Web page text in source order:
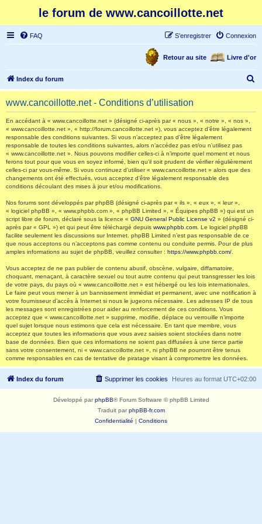
le forum de www.cancoillotte.net
FAQ Connexion
S’enregistrer
Livre d'or
Retour au site
Index du forum
e
www.cancoillotte.net - Conditions d’utilisation
En accédant à « www.cancoillotte.net » (désigné ci-après par « nous », « notre », « nos »,
« www.cancoillotte.net », « http://forum.cancoillotte.net »), vous acceptez d’être légalement
responsable des conditions suivantes. Si vous n’acceptez pas d’être légalement
responsable de toutes les conditions suivantes, alors n’accédez pas et/ou n’utilisez pas
« www.cancoillotte.net ». Nous pouvons modifier celles-ci à n’importe quel moment et nous
ferons tout pour que vous en soyez informé, bien qu’il soit prudent de vérifier régulièrement
celles-ci par vous-même. Si vous continuez d’utiliser « www.cancoillotte.net » alors que des
changements ont été effectués, vous acceptez d’être légalement responsable des
conditions découlant des mises à jour et/ou modifications.
Nos forums sont développés par phpBB (désigné ci-après par « ils », « eux », « leur »,
« logiciel phpBB », « www.phpbb.com », « phpBB Limited », « Équipes phpBB ») qui est un
script libre de forum, déclaré sous la licence « GNU General Public License v2 » (désigné ci-
après par « GPL ») et qui peut être téléchargé depuis www.phpbb.com . Le logiciel phpBB
facilite seulement les discussions sur Internet. phpBB Limited n’est pas responsable de ce
que nous acceptons ou n’acceptons pas comme contenu ou conduite permis. Pour de plus
amples informations au sujet de phpBB, veuillez consulter : https://www.phpbb.com/
Vous acceptez de ne pas publier de contenu abusif, obscène, vulgaire, diffamatoire,
choquant, menaçant, à caractère sexuel ou tout autre contenu qui peut transgresser les lois
de votre pays, du pays où « www.cancoillotte.net » est hébergé ou les lois internationales.
Le faire peut vous mener à un bannissement immédiat et permanent, avec une notification à
votre fournisseur d’accès à Internet si nous le jugeons nécessaire. Les adresses IP de tous
les messages sont enregistrées pour aider au renforcement de ces conditions. Vous
acceptez que « www.cancoillotte.net » supprime, modifie, déplace ou verrouille n’importe
quel sujet lorsque nous estimons que cela est nécessaire. En tant que membre, vous
acceptez que toutes les informations que vous avez saisies soient stockées dans notre
base de données. Bien que ces informations ne soient pas diffusées à une tierce partie
sans votre consentement, ni « www.cancoillotte.net », ni phpBB ne pourront être tenus
comme responsables en cas de tentative de piratage visant à compromettre les données.
Index du forum Heures au format UTC+02:00
Supprimer les cookies
Développé parphpBB® Forum Software © phpBB Limited
Traduit parphpBB-fr.com
Confidentialité | Conditions